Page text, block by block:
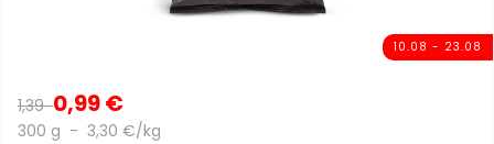
10.08 - 23.08
1,390,99 €
300 g - 3,30 €/kg